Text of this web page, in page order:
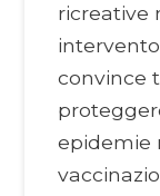
ricreative
convince
epidemie